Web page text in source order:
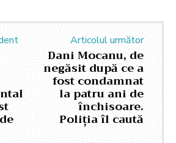
Articolul următor
Dani Mocanu, de
negăsit după ce a
fost condamnat
la patru ani de
închisoare.
Poliția îl caută